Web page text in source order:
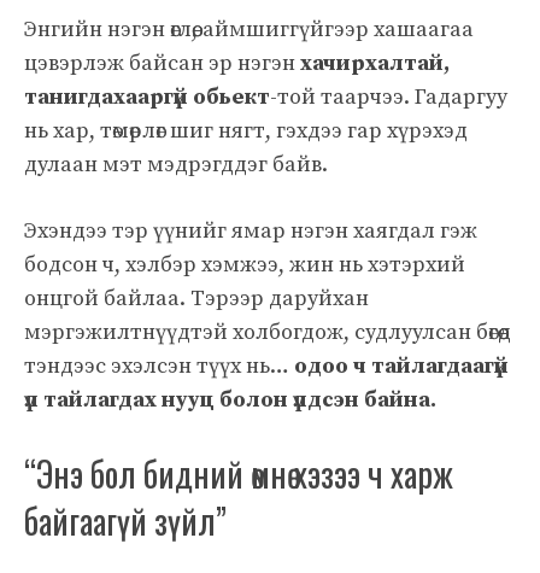
Энгийн нэгэн өглөө, аймшиггүйгээр хашаагаа
цэвэрлэж байсан эр нэгэнхачирхалтай,
танигдахааргүй обьект-той таарчээ. Гадаргуу
нь хар, төмөрлөг шиг нягт, гэхдээ гар хүрэхэд
дулаан мэт мэдрэгддэг байв.
Эхэндээ тэр үүнийг ямар нэгэн хаягдал гэж
бодсон ч, хэлбэр хэмжээ, жин нь хэтэрхий
онцгой байлаа. Тэрээр даруйхан
мэргэжилтнүүдтэй холбогдож, судлуулсан бөгөөд
тэндээс эхэлсэн түүх нь… одоо ч тайлагдаагүй
үл тайлагдах нууц болон үлдсэн байна.
“Энэ бол бидний өмнө хэзээ ч харж
байгаагүй зүйл”